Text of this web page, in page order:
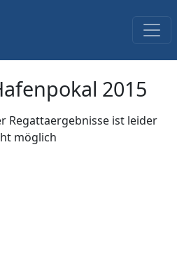
2015
Regattaergebnisse ist leider
möglich